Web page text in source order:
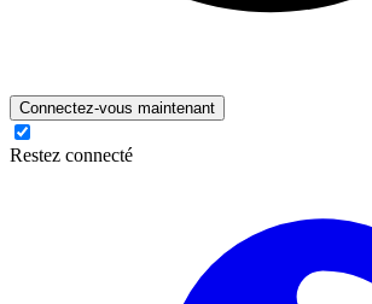
Connectez-vous maintenant
Restez connecté